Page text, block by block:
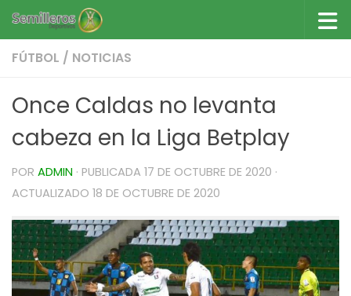
Saltar al contenido
FÚTBOL / NOTICIAS
Once Caldas no levanta
cabeza en la Liga Betplay
POR ADMIN · PUBLICADA 17 DE OCTUBRE DE 2020 ·
ACTUALIZADO 18 DE OCTUBRE DE 2020